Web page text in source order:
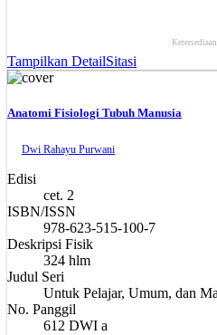
Ketersediaan
Tampilkan DetailSitasi
Anatomi Fisiologi Tubuh Manusia
Dwi Rahayu Purwani
Edisi
cet. 2
ISBN/ISSN
978-623-515-100-7
Deskripsi Fisik
324 hlm
Judul Seri
Untuk Pelajar, Umum, dan
No. Panggil
612 DWI a